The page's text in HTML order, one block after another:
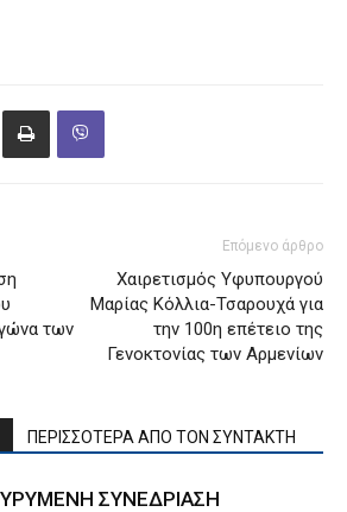
των
Επόμενο άρθρο
Χαιρετισμός Υφυπουργού
Μαρίας Κόλλια-Τσαρουχά για
την 100η επέτειο της
Γενοκτονίας των Αρμενίων
ΠΕΡΙΣΣΟΤΕΡΑ ΑΠΟ ΤΟΝ ΣΥΝΤΑΚΤΗ
ΣΥΝΕΔΡΙΑΣΗ